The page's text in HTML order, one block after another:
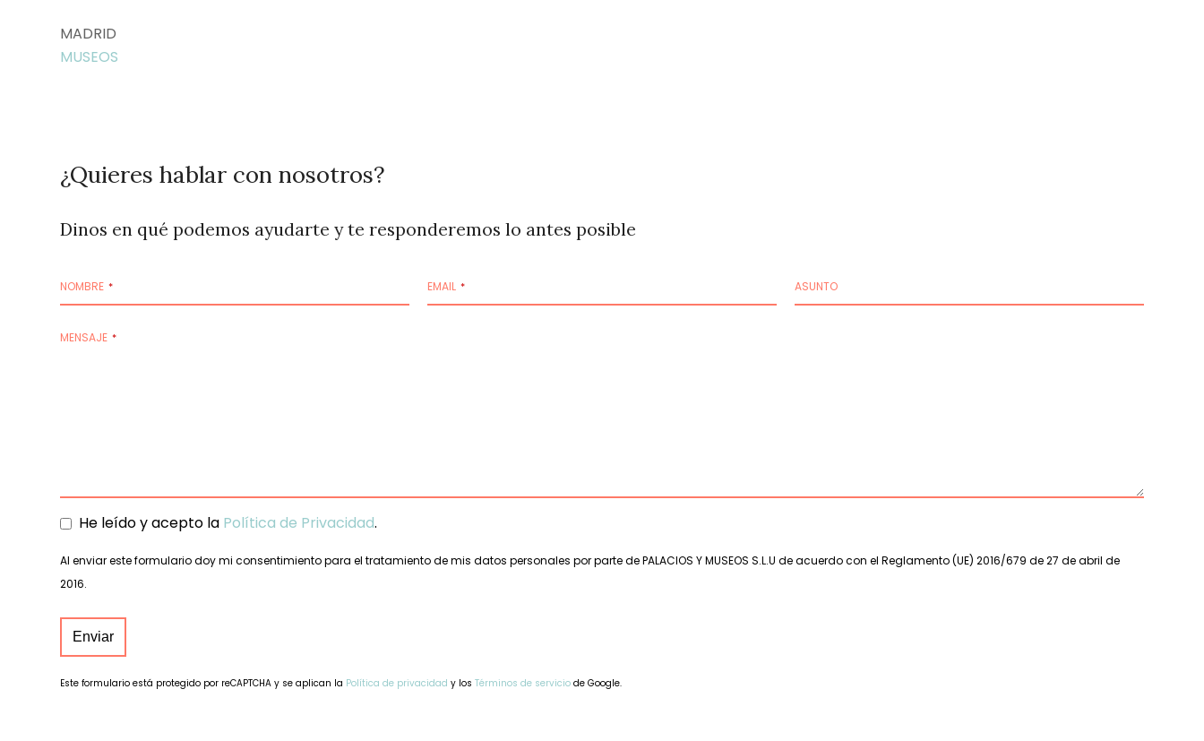
MADRID
MUSEOS
¿Quieres hablar con nosotros?
Dinos en qué podemos ayudarte y te responderemos lo antes posible
NOMBRE * EMAIL * ASUNTO
MENSAJE *
He leído y acepto la Política de Privacidad.
Al enviar este formulario doy mi consentimiento para el tratamiento de mis datos personales por parte de PALACIOS Y MUSEOS S.L.U de acuerdo con el Reglamento (UE) 2016/679 de 27 de abril de
2016.
Enviar
Este formulario está protegido por reCAPTCHA y se aplican la Política de privacidad y losTérminos de servicio de Google.